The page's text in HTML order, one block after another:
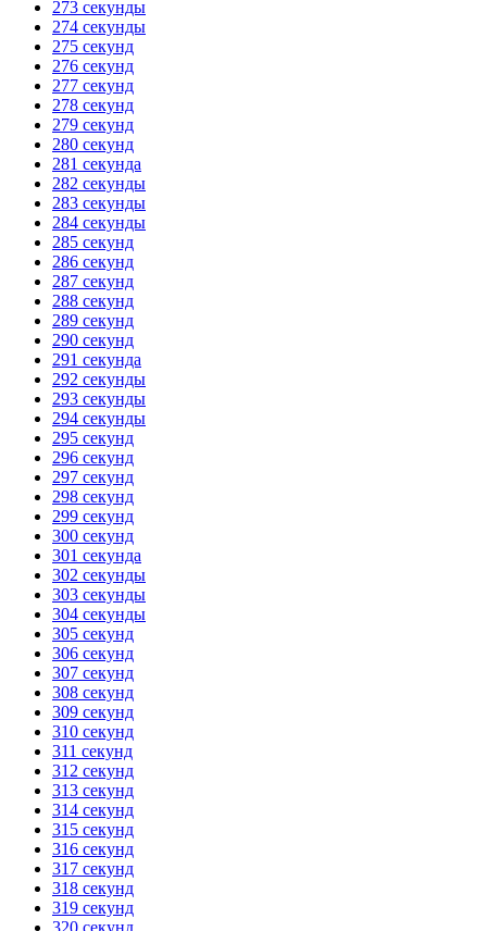
273 секунды
274 секунды
275 секунд
276 секунд
277 секунд
278 секунд
279 секунд
280 секунд
281 секунда
282 секунды
283 секунды
284 секунды
285 секунд
286 секунд
287 секунд
288 секунд
289 секунд
290 секунд
291 секунда
292 секунды
293 секунды
294 секунды
295 секунд
296 секунд
297 секунд
298 секунд
299 секунд
300 секунд
301 секунда
302 секунды
303 секунды
304 секунды
305 секунд
306 секунд
307 секунд
308 секунд
309 секунд
310 секунд
311 секунд
312 секунд
313 секунд
314 секунд
315 секунд
316 секунд
317 секунд
318 секунд
319 секунд